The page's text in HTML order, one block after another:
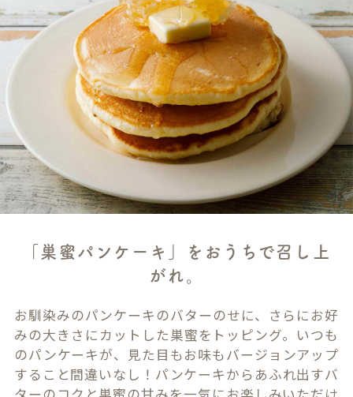
「巣蜜パンケーキ」をおうちで召し上
がれ。
お馴染みのパンケーキのバターのせに、さらにお好
みの大きさにカットした巣蜜をトッピング。いつも
のパンケーキが、見た目もお味もバージョンアップ
すること間違いなし！パンケーキからあふれ出すバ